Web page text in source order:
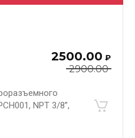
2900.00
2500.00 ₽
NPT 3/8’’,